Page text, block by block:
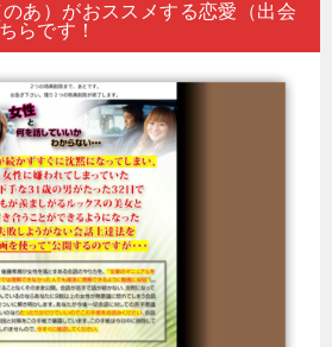
あ）がおススメする恋愛（出会
らです！